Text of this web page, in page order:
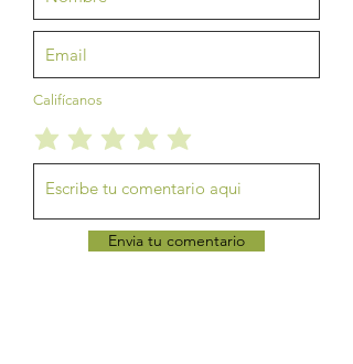
Califícanos
Envia tu comentario